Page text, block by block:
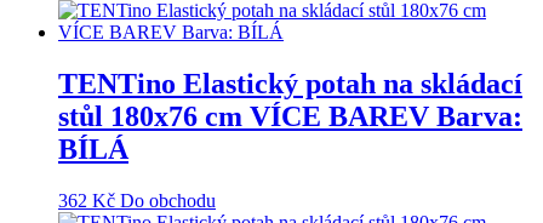
TENTino Elastický potah na skládací
stůl 180x76 cm VÍCE BAREV Barva:
BÍLÁ
362 Kč Do obchodu